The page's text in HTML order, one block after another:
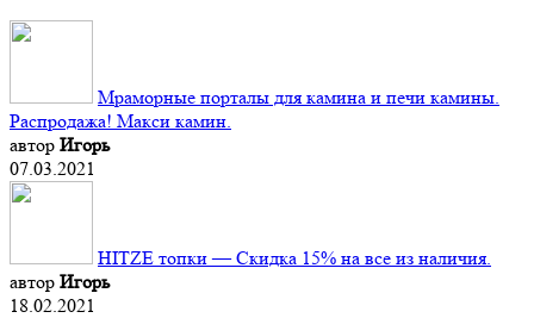
Мраморные порталы для камина и печи камины.
Распродажа! Макси камин.
автор Игорь
07.03.2021
HITZE топки — Скидка 15% на все из наличия.
автор Игорь
18.02.2021